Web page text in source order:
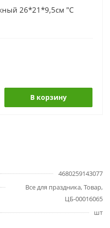
26*21*9,5см "С
В корзину
4680259143077
Все для праздника, Товар,
ЦБ-00016065
шт